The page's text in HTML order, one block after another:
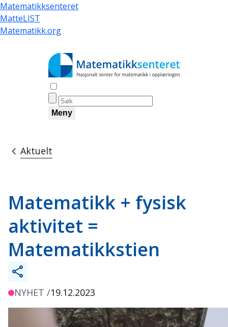
Hopp
til
hovedinnhold
Matematikksenteret
MatteLIST
Matematikk.org
Meny
Navigasjonssti
Aktuelt
Matematikk + fysisk
aktivitet =
Matematikkstien
NYHET /19.12.2023